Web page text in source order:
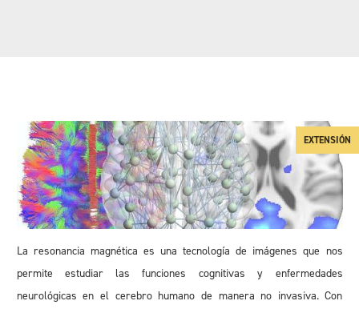
EXTENSIÓN
La resonancia magnética es una tecnología de imágenes que nos
permite estudiar las funciones cognitivas y enfermedades
neurológicas en el cerebro humano de manera no invasiva. Con